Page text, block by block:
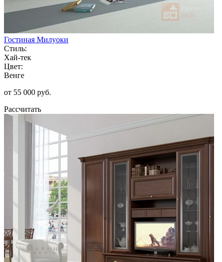
Гостиная Милуоки
Стиль:
Хай-тек
Цвет:
Венге
от 55 000 руб.
Рассчитать